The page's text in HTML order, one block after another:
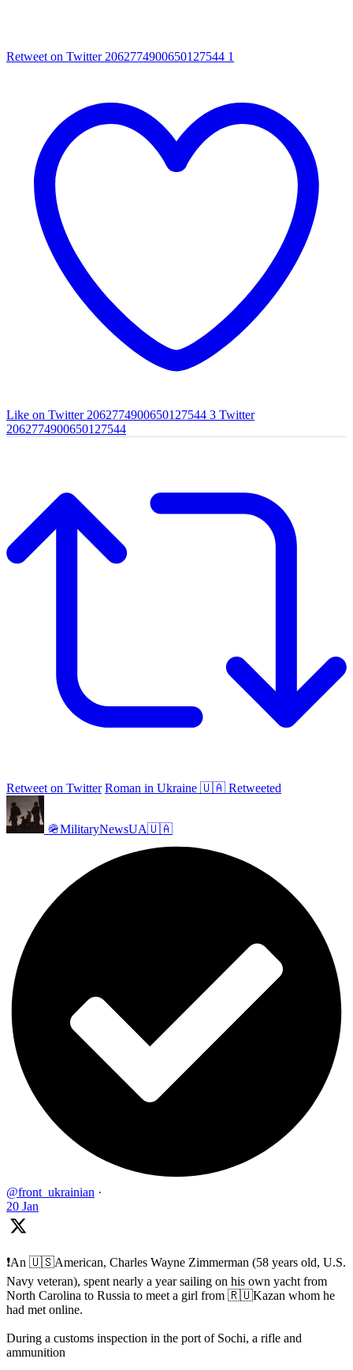
Retweet on Twitter 2062774900650127544 1
Like on Twitter 2062774900650127544 3 Twitter
2062774900650127544
Retweet on Twitter Roman in Ukraine 🇺🇦 Retweeted
🪖MilitaryNewsUA🇺🇦
@front_ukrainian ·
20 Jan
❗️An 🇺🇸American, Charles Wayne Zimmerman (58 years old, U.S.
Navy veteran), spent nearly a year sailing on his own yacht from
North Carolina to Russia to meet a girl from 🇷🇺Kazan whom he
had met online.
During a customs inspection in the port of Sochi, a rifle and
ammunition